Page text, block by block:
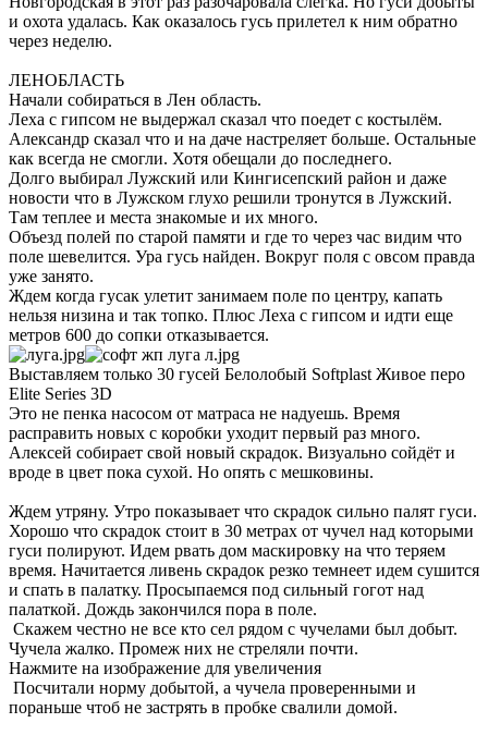
и охота удалась. Как оказалось гусь прилетел к ним обратно
через неделю.
ЛЕНОБЛАСТЬ
Начали собираться в Лен область.
Леха с гипсом не выдержал сказал что поедет с костылём.
Александр сказал что и на даче настреляет больше. Остальные
как всегда не смогли. Хотя обещали до последнего.
Долго выбирал Лужский или Кингисепский район и даже
новости что в Лужском глухо решили тронутся в Лужский.
Там теплее и места знакомые и их много.
Объезд полей по старой памяти и где то через час видим что
поле шевелится. Ура гусь найден. Вокруг поля с овсом правда
уже занято.
Ждем когда гусак улетит занимаем поле по центру, капать
нельзя низина и так топко. Плюс Леха с гипсом и идти еще
метров 600 до сопки отказывается.
Выставляем только 30 гусей Белолобый Softplast Живое перо
Elite Series 3D
Это не пенка насосом от матраса не надуешь. Время
расправить новых с коробки уходит первый раз много.
Алексей собирает свой новый скрадок. Визуально сойдёт и
вроде в цвет пока сухой. Но опять с мешковины.
Ждем утряну. Утро показывает что скрадок сильно палят гуси.
Хорошо что скрадок стоит в 30 метрах от чучел над которыми
гуси полируют. Идем рвать дом маскировку на что теряем
время. Начитается ливень скрадок резко темнеет идем сушится
и спать в палатку. Просыпаемся под сильный гогот над
палаткой. Дождь закончился пора в поле.
Скажем честно не все кто сел рядом с чучелами был добыт.
Чучела жалко. Промеж них не стреляли почти.
Нажмите на изображение для увеличения
Посчитали норму добытой, а чучела проверенными и
пораньше чтоб не застрять в пробке свалили домой.